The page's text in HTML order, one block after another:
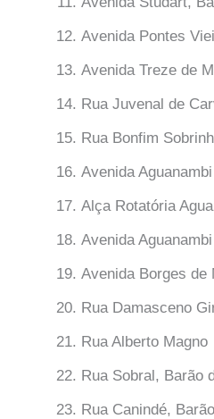
Avenida Pontes
Avenida Treze de
Rua Juvenal de
Rua Bonfim
Avenida Aguanambi
Alça Rotatória
Avenida Aguanambi
Avenida Borges de
Rua Damasceno
Rua Alberto Magno
Rua Sobral, Barão
Rua Canindé,